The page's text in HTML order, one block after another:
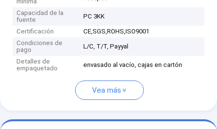
Capacidad de la
fuente
PC 3KK
Certificación
CE,SGS,ROHS,ISO9001
Condiciones de
pago
L/C, T/T, Payyal
Detalles de
empaquetado
envasado al vacío, cajas en cartón
Vea más